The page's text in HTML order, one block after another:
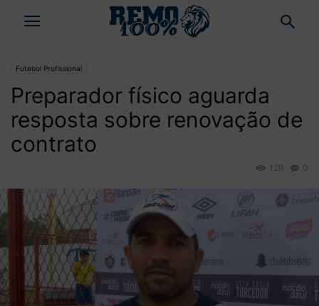
Futebol Profissional
Preparador físico aguarda
resposta sobre renovação de
contrato
0
129